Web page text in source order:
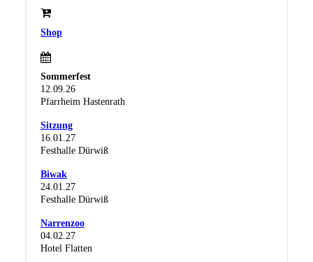
Shop
Sommerfest
12.09.26
Pfarrheim Hastenrath
Sitzung
16.01.27
Festhalle Dürwiß
Biwak
24.01.27
Festhalle Dürwiß
Narrenzoo
04.02.27
Hotel Flatten